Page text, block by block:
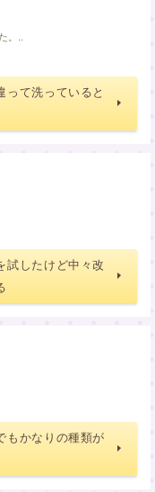
。..
って洗っていると
試したけど中々改
もかなりの種類が